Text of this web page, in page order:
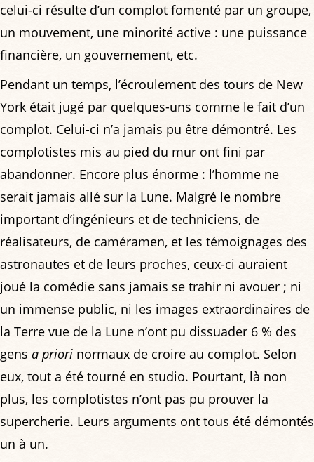
celui-ci résulte d’un complot fomenté par un groupe,
un mouvement, une minorité active : une puissance
financière, un gouvernement, etc.
Pendant un temps, l’écroulement des tours de New
York était jugé par quelques-uns comme le fait d’un
complot. Celui-ci n’a jamais pu être démontré. Les
complotistes mis au pied du mur ont fini par
abandonner. Encore plus énorme : l’homme ne
serait jamais allé sur la Lune. Malgré le nombre
important d’ingénieurs et de techniciens, de
réalisateurs, de caméramen, et les témoignages des
astronautes et de leurs proches, ceux-ci auraient
joué la comédie sans jamais se trahir ni avouer ; ni
un immense public, ni les images extraordinaires de
la Terre vue de la Lune n’ont pu dissuader 6 % des
gens a priori normaux de croire au complot. Selon
eux, tout a été tourné en studio. Pourtant, là non
plus, les complotistes n’ont pas pu prouver la
supercherie. Leurs arguments ont tous été démontés
un à un.